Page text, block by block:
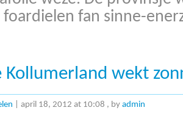
foardielen fan sinne-
Kollumerland wekt
april 18, 2012 at 10:08 , by admin